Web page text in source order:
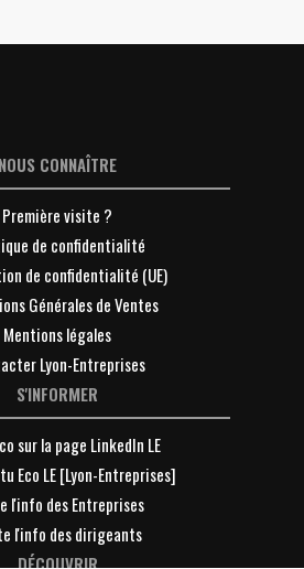
NOUS CONNAÎTRE
Première visite ?
de confidentialité
de confidentialité (UE)
Générales de Ventes
Mentions légales
Lyon-Entreprises
S'INFORMER
sur la page LinkedIn LE
Eco LE [Lyon-Entreprises]
l'info des Entreprises
l'info des dirigeants
DÉCOUVRIR